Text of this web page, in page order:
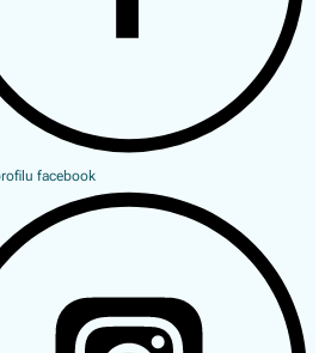
facebook